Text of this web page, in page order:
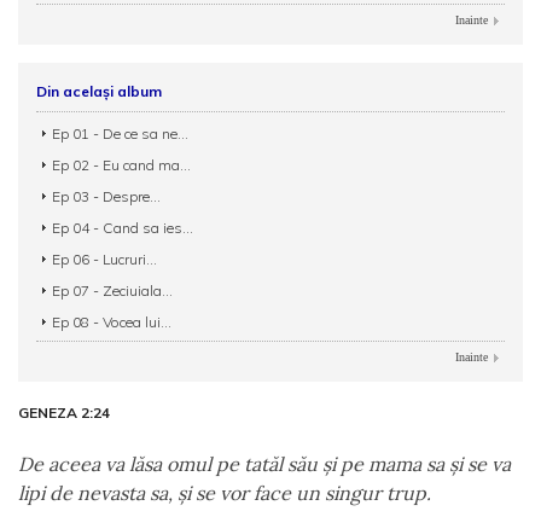
Inainte
Din același album
Ep 01 - De ce sa ne...
Ep 02 - Eu cand ma...
Ep 03 - Despre...
Ep 04 - Cand sa ies...
Ep 06 - Lucruri...
Ep 07 - Zeciuiala...
Ep 08 - Vocea lui...
Inainte
GENEZA 2:24
De aceea va lăsa omul pe tatăl său şi pe mama sa şi se va
lipi de nevasta sa, şi se vor face un singur trup.